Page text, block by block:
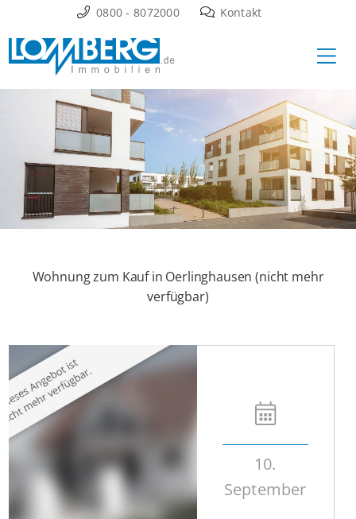
Inhalt
springen
0800 - 8072000 Kontakt
Wohnung zum Kauf in Oerlinghausen (nicht mehr
verfügbar)
10.
September